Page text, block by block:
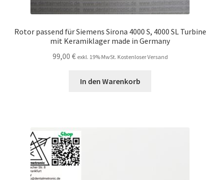
Rotor passend für Siemens Sirona 4000 S, 4000 SL Turbine
mit Keramiklager made in Germany
99,00 € exkl. 19% MwSt. Kostenloser Versand
In den Warenkorb